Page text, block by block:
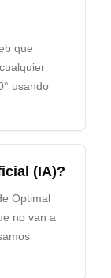
que
usando
(IA)?
Optimal
no van a